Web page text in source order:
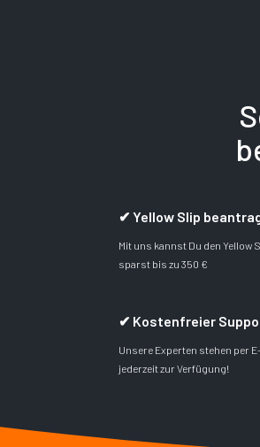
✔ Yellow Slip
Mit uns kannst Du den Yellow
sparst bis zu 350 €
✔ Kostenfreier
Unsere Experten stehen per
jederzeit zur Verfügung!